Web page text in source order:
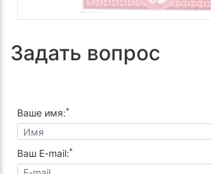
Задать вопрос
Ваше имя:*
Ваш E-mail:*